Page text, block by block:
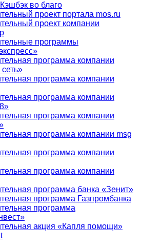
во благо
проект портала mos.ru
проект компании
программы
программа компании
программа компании
программа компании
программа компании
программа компании msg
программа компании
программа компании
программа банка «Зенит»
программа Газпромбанка
программа
акция «Капля помощи»